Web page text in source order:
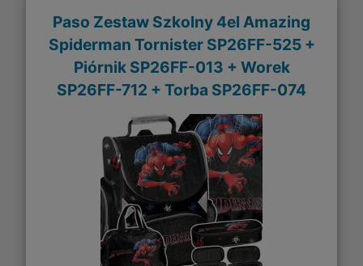
Paso Zestaw Szkolny 4el Amazing
Spiderman Tornister SP26FF-525 +
Piórnik SP26FF-013 + Worek
SP26FF-712 + Torba SP26FF-074